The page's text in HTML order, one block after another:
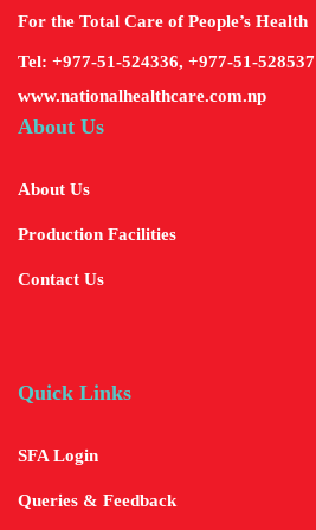
For the Total Care of People’s Health
Tel: +977-51-524336, +977-51-528537
www.nationalhealthcare.com.np
About Us
About Us
Production Facilities
Contact Us
Quick Links
SFA Login
Queries & Feedback